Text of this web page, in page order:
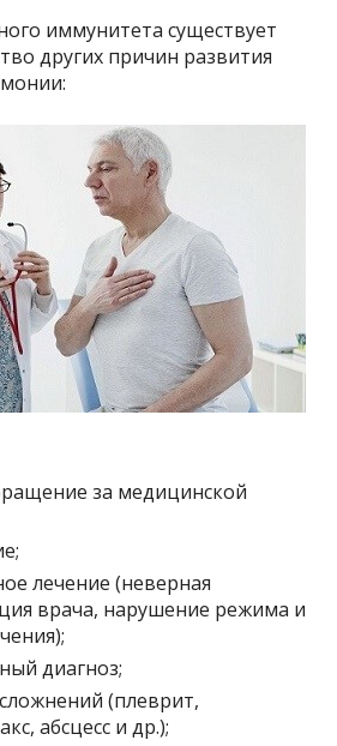
иммунитета существует
других причин развития
за медицинской
лечение (неверная
врача, нарушение режима и
диагноз;
(плеврит,
абсцесс и др.);